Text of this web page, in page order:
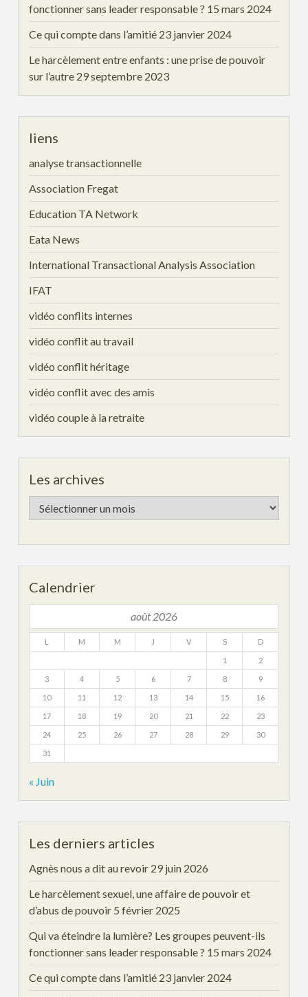
fonctionner sans leader responsable ? 15 mars 2024
Ce qui compte dans l’amitié 23 janvier 2024
Le harcèlement entre enfants : une prise de pouvoir
sur l’autre 29 septembre 2023
liens
analyse transactionnelle
Association Fregat
Education TA Network
Eata News
International Transactional Analysis Association
IFAT
vidéo conflits internes
vidéo conflit au travail
vidéo conflit héritage
vidéo conflit avec des amis
vidéo couple à la retraite
Les archives
Les
archives
Calendrier
août 2026
L M M J V S D
1 2
3 4 5 6 7 8 9
10 11 12 13 14 15 16
17 18 19 20 21 22 23
24 25 26 27 28 29 30
31
« Juin
Les derniers articles
Agnès nous a dit au revoir 29 juin 2026
Le harcèlement sexuel, une affaire de pouvoir et
d’abus de pouvoir 5 février 2025
Qui va éteindre la lumière? Les groupes peuvent-ils
fonctionner sans leader responsable ? 15 mars 2024
Ce qui compte dans l’amitié 23 janvier 2024